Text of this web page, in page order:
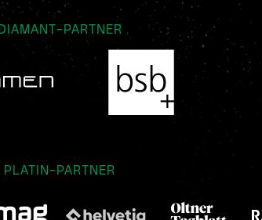
DIAMANT-PARTNER
PLATIN-PARTNER